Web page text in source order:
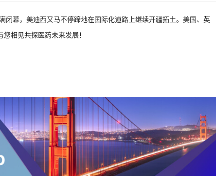
闭幕，美迪西又马不停蹄地在国际化道路上继续开疆拓土。美国、英
相见共探医药未来发展！